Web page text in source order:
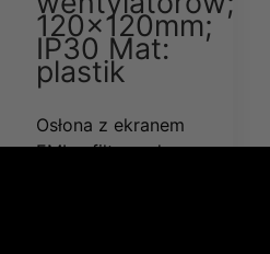
120x120mm;
IP30 Mat:
plastik
Osłona z ekranem
EMI, z filtrem do